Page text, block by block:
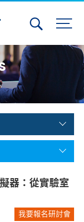
器：從實驗室
我要報名研討會